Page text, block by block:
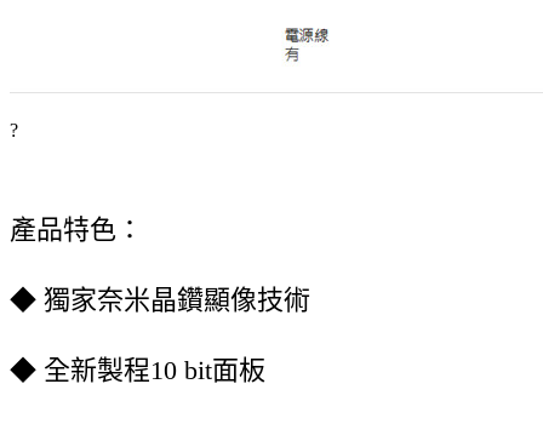
?
產品特色：
◆ 獨家奈米晶鑽顯像技術
◆ 全新製程10 bit面板